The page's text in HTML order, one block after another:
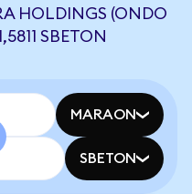
HOLDINGS (ONDO
SBETON
MARAON
SBETON